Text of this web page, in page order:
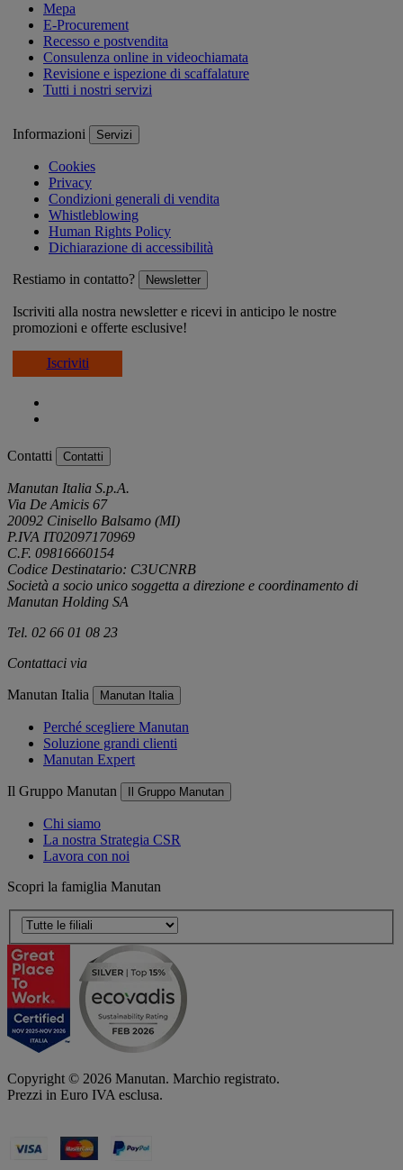
Mepa
E-Procurement
Recesso e postvendita
Consulenza online in videochiamata
Revisione e ispezione di scaffalature
Tutti i nostri servizi
Informazioni Servizi
Cookies
Privacy
Condizioni generali di vendita
Whistleblowing
Human Rights Policy
Dichiarazione di accessibilità
Restiamo in contatto? Newsletter
Iscriviti alla nostra newsletter e ricevi in anticipo le nostre
promozioni e offerte esclusive!
Iscriviti
Contatti Contatti
Manutan Italia S.p.A.
Via De Amicis 67
20092 Cinisello Balsamo (MI)
P.IVA IT02097170969
C.F. 09816660154
Codice Destinatario: C3UCNRB
Società a socio unico soggetta a direzione e coordinamento di
Manutan Holding SA
Tel. 02 66 01 08 23
Contattaci via
Manutan Italia Manutan Italia
Perché scegliere Manutan
Soluzione grandi clienti
Manutan Expert
Il Gruppo Manutan Il Gruppo Manutan
Chi siamo
La nostra Strategia CSR
Lavora con noi
Scopri la famiglia Manutan
Copyright © 2026 Manutan. Marchio registrato.
Prezzi in Euro IVA esclusa.